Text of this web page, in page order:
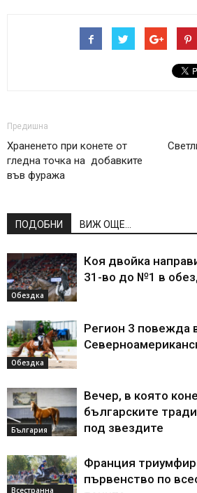
Предишна
Храненето при конете от
гледна точка на добавките
във фуража
ПОДОБНИ ВИЖ ОЩЕ...
Обездка
Коя двойка
31-во до №1 в
Обездка
Регион 3 повежда
България
Вечер, в която
българските
под звездите
Всестранна
Франция
първенство по